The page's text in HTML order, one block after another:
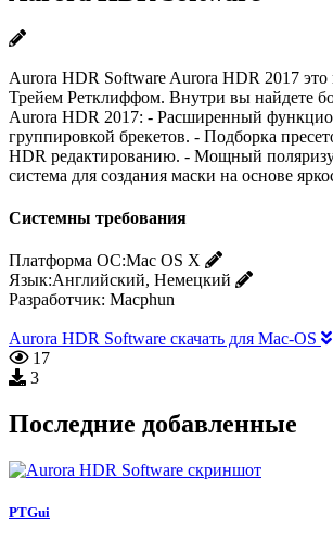
Aurora HDR Software Aurora HDR 2017
Трейем Ретклиффом. Внутри вы найдете
Aurora HDR 2017: - Расширенный
группировкой брекетов. - Подборка
HDR редактированию. - Мощный
система для создания маски на основе
Системны требования
Платформа ОС:Mac OS X
Язык:Английский, Немецкий
Разработчик: Macphun
Aurora HDR Software скачать для Mac-OS
17
3
Последние добавленные
PTGui